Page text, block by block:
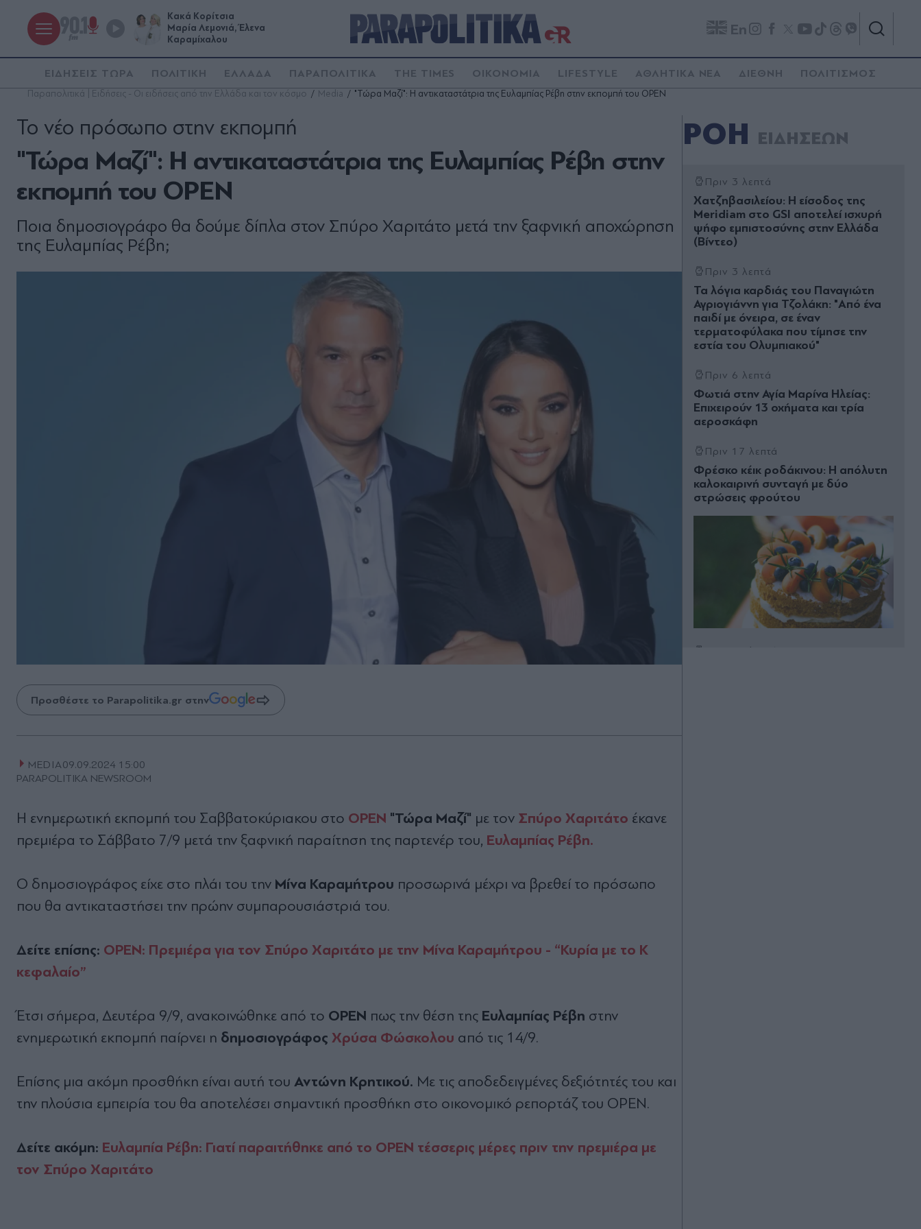
Κακά Κορίτσια
Μαρία Λεμονιά, Έλενα
Καραμίχαλου
En
ΕΙΔΗΣΕΙΣ ΤΩΡΑ ΠΟΛΙΤΙΚΗ ΕΛΛΑΔΑ ΠΑΡΑΠΟΛΙΤΙΚΑ THE TIMES ΟΙΚΟΝΟΜΙΑ LIFESTYLE ΑΘΛΗΤΙΚΑ ΝΕΑ ΔΙΕΘΝΗ ΠΟΛΙΤΙΣΜΟΣ
Παραπολιτικά | Ειδήσεις - Οι ειδήσεις από την Ελλάδα και τον κόσμο Media "Τώρα Μαζί": Η αντικαταστάτρια της Ευλαμπίας Ρέβη στην εκπομπή του OPEN
"Τώρα Μαζί": Η αντικαταστάτρια της Ευλαμπίας Ρέβη στην
εκπομπή του OPEN
Το νέο πρόσωπο στην εκπομπή
Ποια δημοσιογράφο θα δούμε δίπλα στον Σπύρο Χαριτάτο μετά την ξαφνική αποχώρηση
της Ευλαμπίας Ρέβη;
Προσθέστε το Parapolitika.gr στην
MEDIA09.09.2024 15:00
PARAPOLITIKA NEWSROOM
Η ενημερωτική εκπομπή του Σαββατοκύριακου στο OPEN "Τώρα Μαζί" με τον Σπύρο Χαριτάτο έκανε
πρεμιέρα το Σάββατο 7/9 μετά την ξαφνική παραίτηση της παρτενέρ του, Ευλαμπίας Ρέβη.
Ο δημοσιογράφος είχε στο πλάι του την Μίνα Καραμήτρου προσωρινά μέχρι να βρεθεί το πρόσωπο
που θα αντικαταστήσει την πρώην συμπαρουσιάστριά του.
Δείτε επίσης: OPEN: Πρεμιέρα για τον Σπύρο Χαριτάτο με την Μίνα Καραμήτρου - “Κυρία με το Κ
κεφαλαίο”
Έτσι σήμερα, Δευτέρα 9/9, ανακοινώθηκε από το OPEN πως την θέση της Ευλαμπίας Ρέβη στην
ενημερωτική εκπομπή παίρνει η δημοσιογράφος Χρύσα Φώσκολου από τις 14/9.
Επίσης μια ακόμη προσθήκη είναι αυτή του Αντώνη Κρητικού. Με τις αποδεδειγμένες δεξιότητές του και
την πλούσια εμπειρία του θα αποτελέσει σημαντική προσθήκη στο οικονομικό ρεπορτάζ του OPEN.
Δείτε ακόμη: Ευλαμπία Ρέβη: Γιατί παραιτήθηκε από το OPEN τέσσερις μέρες πριν την πρεμιέρα με
τον Σπύρο Χαριτάτο
ΡΟΗ ΕΙΔΗΣΕΩΝ
Πριν 3 λεπτά
Χατζηβασιλείου: Η είσοδος της
Meridiam στο GSI αποτελεί ισχυρή
ψήφο εμπιστοσύνης στην Ελλάδα
(Βίντεο)
Πριν 3 λεπτά
Τα λόγια καρδιάς του Παναγιώτη
Αγριογιάννη για Τζολάκη: "Από ένα
παιδί με όνειρα, σε έναν
τερματοφύλακα που τίμησε την
εστία του Ολυμπιακού"
Πριν 6 λεπτά
Φωτιά στην Αγία Μαρίνα Ηλείας:
Επιχειρούν 13 οχήματα και τρία
αεροσκάφη
Πριν 17 λεπτά
Φρέσκο κέικ ροδάκινου: Η απόλυτη
καλοκαιρινή συνταγή με δύο
στρώσεις φρούτου
Πριν 19 λεπτά